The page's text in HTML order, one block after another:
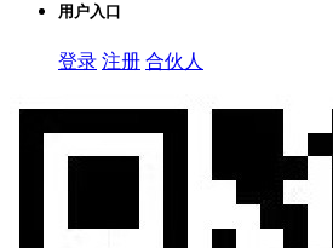
用户入口
登录 注册 合伙人